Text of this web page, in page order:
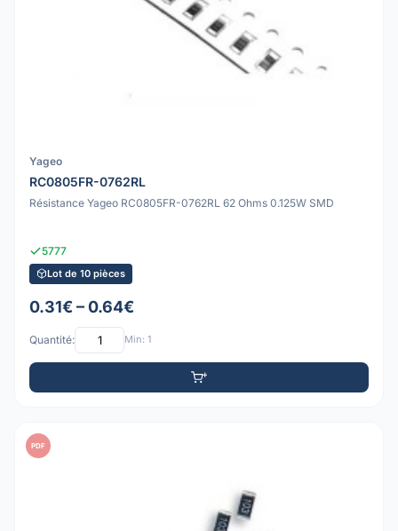
Yageo
RC0805FR-0762RL
Résistance Yageo RC0805FR-0762RL 62 Ohms 0.125W SMD
5777
Lot de 10 pièces
0.31€ – 0.64€
Quantité: Min: 1
PDF